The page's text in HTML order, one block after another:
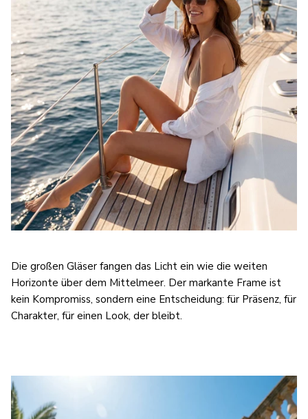
Die großen Gläser fangen das Licht ein wie die weiten
Horizonte über dem Mittelmeer. Der markante Frame ist
kein Kompromiss, sondern eine Entscheidung: für Präsenz, für
Charakter, für einen Look, der bleibt.